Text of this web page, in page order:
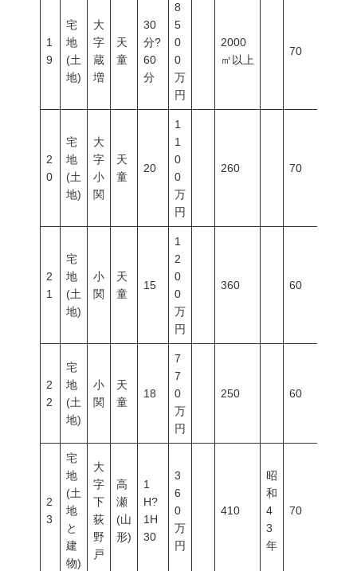
1
9
宅
地
(土
地)
大
字
蔵
増
天
童
30
分?
60
分
8
5
0
0
万
円
2000
㎡以上
70
2
0
宅
地
(土
地)
大
字
小
関
天
童
20
1
1
0
0
万
円
260 70
2
1
宅
地
(土
地)
小
関
天
童
15
1
2
0
0
万
円
360 60
2
2
宅
地
(土
地)
小
関
天
童
18
7
7
0
万
円
250 60
2
3
宅
地
(土
地
と
建
物)
大
字
下
荻
野
戸
高
瀬
(山
形)
1
H?
1H
30
3
6
0
万
円
410
昭
和
4
3
年
70